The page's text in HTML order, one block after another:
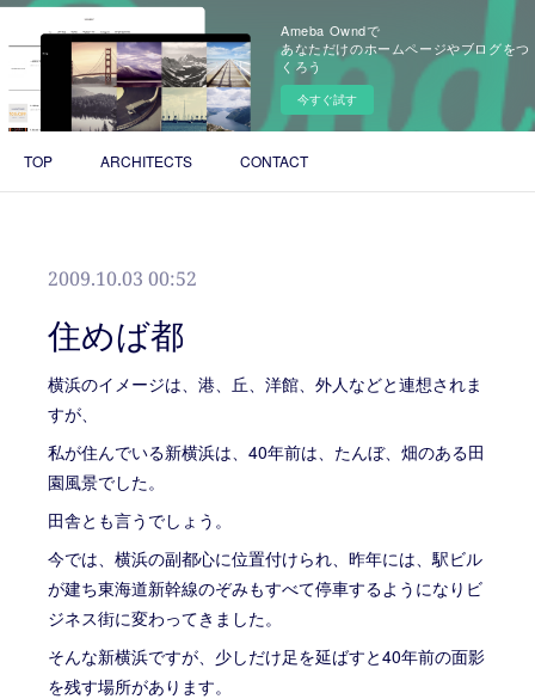
Ameba Owndで
あなただけのホームページやブログをつ
くろう
今すぐ試す
TOP ARCHITECTS CONTACT
2009.10.03 00:52
住めば都
横浜のイメージは、港、丘、洋館、外人などと連想されま
すが、
私が住んでいる新横浜は、40年前は、たんぼ、畑のある田
園風景でした。
田舎とも言うでしょう。
今では、横浜の副都心に位置付けられ、昨年には、駅ビル
が建ち東海道新幹線のぞみもすべて停車するようになりビ
ジネス街に変わってきました。
そんな新横浜ですが、少しだけ足を延ばすと40年前の面影
を残す場所があります。